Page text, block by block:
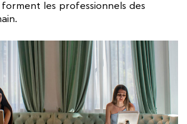
les professionnels des